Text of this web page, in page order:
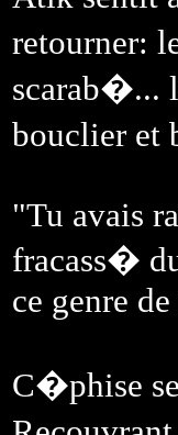
retourner:
scarab�...
bouclier et
"Tu avais
fracass�
ce genre
C�phise